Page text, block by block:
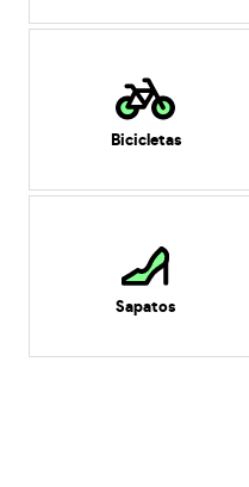
Bicicletas
Sapatos